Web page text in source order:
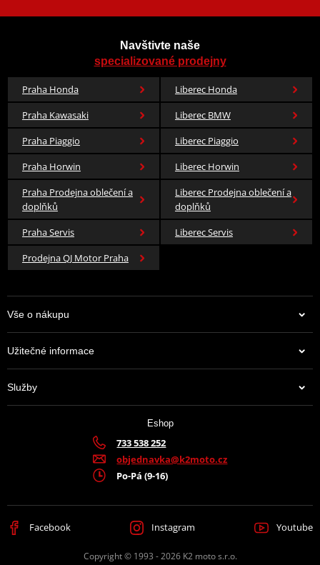
Navštivte naše
specializované prodejny
Praha Honda
Liberec Honda
Praha Kawasaki
Liberec BMW
Praha Piaggio
Liberec Piaggio
Praha Horwin
Liberec Horwin
Praha Prodejna oblečení a
doplňků
Liberec Prodejna oblečení a
doplňků
Praha Servis
Liberec Servis
Prodejna QJ Motor Praha
Vše o nákupu
Užitečné informace
Služby
Eshop
733 538 252
objednavka@k2moto.cz
Po-Pá (9-16)
Facebook Instagram Youtube
Copyright © 1993 - 2026 K2 moto s.r.o.